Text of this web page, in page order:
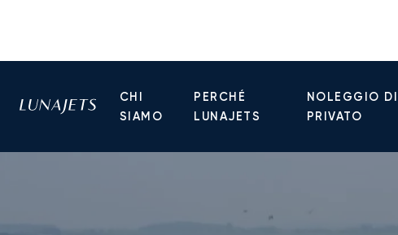
CHI
SIAMO
PERCHÉ
LUNAJETS
NOLEGGIO
PRIVATO